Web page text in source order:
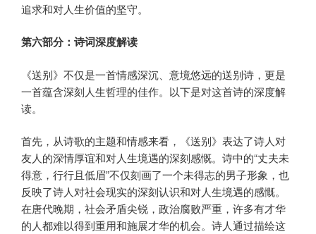
追求和对人生价值的坚守。
第六部分：诗词深度解读
《送别》不仅是一首情感深沉、意境悠远的送别诗，更是
一首蕴含深刻人生哲理的佳作。以下是对这首诗的深度解
读。
首先，从诗歌的主题和情感来看，《送别》表达了诗人对
友人的深情厚谊和对人生境遇的深刻感慨。诗中的“丈夫未
得意，行行且低眉”不仅刻画了一个未得志的男子形象，也
反映了诗人对社会现实的深刻认识和对人生境遇的感慨。
在唐代晚期，社会矛盾尖锐，政治腐败严重，许多有才华
的人都难以得到重用和施展才华的机会。诗人通过描绘这